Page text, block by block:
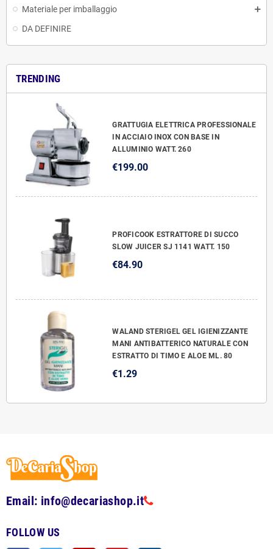
Materiale per imballaggio
DA DEFINIRE
TRENDING
GRATTUGIA ELETTRICA PROFESSIONALE
IN ACCIAIO INOX CON BASE IN
ALLUMINIO WATT. 260
€199.00
PROFICOOK ESTRATTORE DI SUCCO
SLOW JUICER SJ 1141 WATT. 150
€84.90
WALAND STERIGEL GEL IGIENIZZANTE
MANI ANTIBATTERICO NATURALE CON
ESTRATTO DI TIMO E ALOE ML. 80
€1.29
Email: info@decariashop.it
FOLLOW US